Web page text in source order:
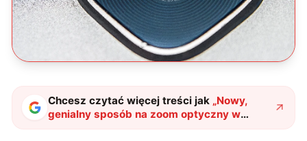
Chcesz czytać więcej treści jak „Nowy,
genialny sposób na zoom optyczny w
smartfonach"?